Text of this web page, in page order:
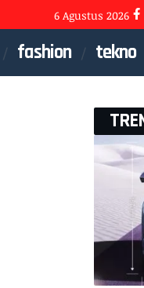
6 Agustus 2026
fashion tekno